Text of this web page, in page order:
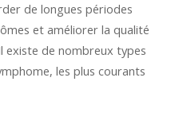
de longues périodes
et améliorer la qualité
existe de nombreux types
les plus courants